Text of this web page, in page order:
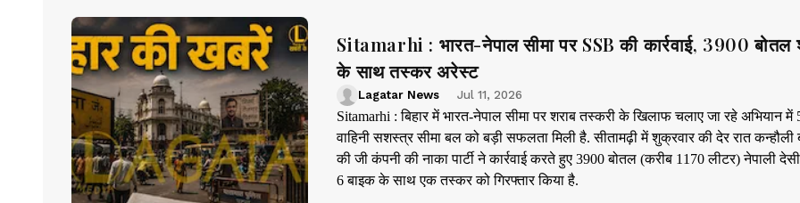
Sitamarhi : भारत-नेपाल सीमा पर SSB की कार्रवाई, 3900 बोतल
के साथ तस्कर अरेस्ट
Lagatar News Jul 11, 2026
Sitamarhi : बिहार में भारत-नेपाल सीमा पर शराब तस्करी के खिलाफ चलाए जा रहे अभियान में
वाहिनी सशस्त्र सीमा बल को बड़ी सफलता मिली है. सीतामढ़ी में शुक्रवार की देर रात कन्हौली
की जी कंपनी की नाका पार्टी ने कार्रवाई करते हुए 3900 बोतल (करीब 1170 लीटर) नेपाली
6 बाइक के साथ एक तस्कर को गिरफ्तार किया है.